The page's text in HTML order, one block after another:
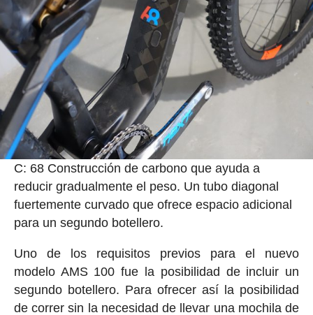
C: 68 Construcción de carbono que ayuda a
reducir gradualmente el peso. Un tubo diagonal
fuertemente curvado que ofrece espacio adicional
para un segundo botellero.
Uno de los requisitos previos para el nuevo
modelo AMS 100 fue la posibilidad de incluir un
segundo botellero. Para ofrecer así la posibilidad
de correr sin la necesidad de llevar una mochila de